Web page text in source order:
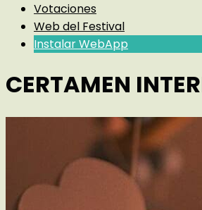
Votaciones
Web del Festival
Instalar WebApp
CERTAMEN